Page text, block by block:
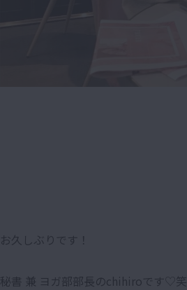
お久しぶりです！
秘書 兼 ヨガ部部長のchihiroです♡笑